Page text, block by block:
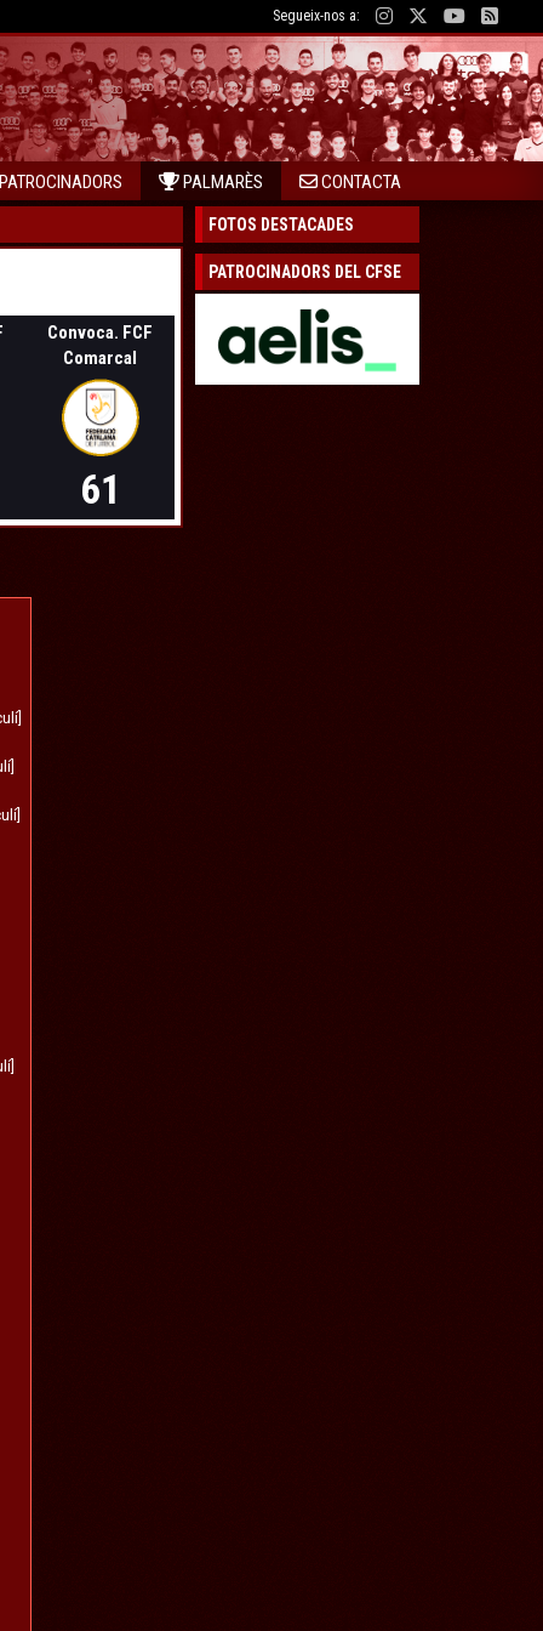
Segueix-nos a:
PALMARÈS CONTACTA
Convoca. FCF
Comarcal
61
FOTOS DESTACADES
PATROCINADORS DEL CFSE